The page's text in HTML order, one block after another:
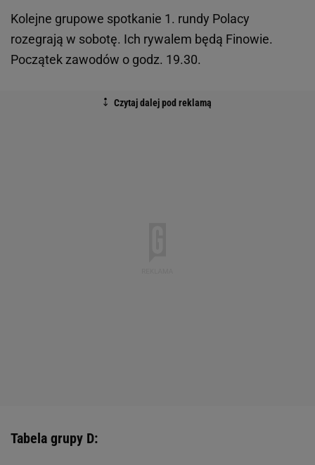
Kolejne grupowe spotkanie 1. rundy Polacy
rozegrają w sobotę. Ich rywalem będą Finowie.
Początek zawodów o godz. 19.30.
Tabela grupy D: